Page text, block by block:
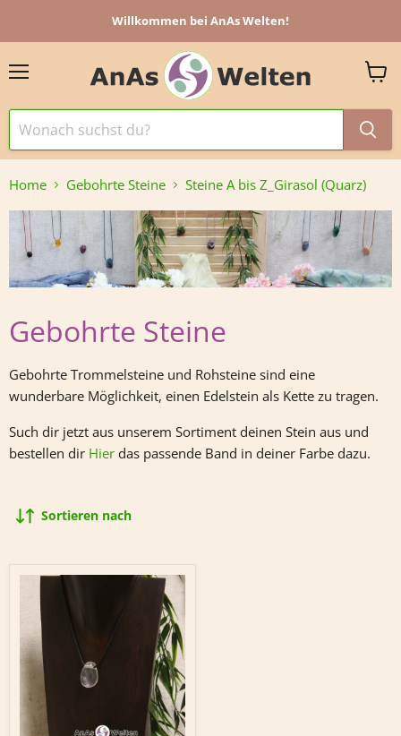
Willkommen bei AnAs Welten!
Home Gebohrte Steine Steine A bis Z_Girasol (Quarz)
Gebohrte Steine
Gebohrte Trommelsteine und Rohsteine sind eine
wunderbare Möglichkeit, einen Edelstein als Kette zu tragen.
Such dir jetzt aus unserem Sortiment deinen Stein aus und
bestellen dir Hier das passende Band in deiner Farbe dazu.
Sortieren nach